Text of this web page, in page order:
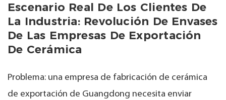
Escenario Real De Los Clientes De
La Industria: Revolución De Envases
De Las Empresas De Exportación
De Cerámica
Problema: una empresa de fabricación de cerámica
de exportación de Guangdong necesita enviar